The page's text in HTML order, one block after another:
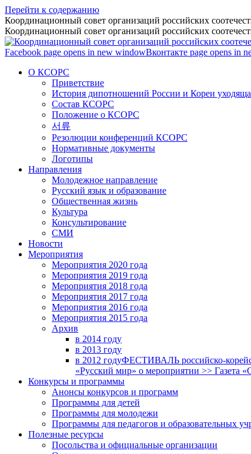
Перейти к содержанию
Координационный совет организаций российских
Координационный совет организаций российских
Facebook page opens in new windowВконтакте page opens in
О КСОРС
Приветствие
История дипотношений России и Кореи
Состав КСОРС
Положение о КСОРС
서류
Резолюции конференций КСОРС
Нормативные документы
Логотипы
Направления
Молодежное направление
Русский язык и образование
Общественная жизнь
Культура
Консультирование
СМИ
Новости
Мероприятия
Мероприятия 2020 года
Мероприятия 2019 года
Мероприятия 2018 годa
Мероприятия 2017 года
Мероприятия 2016 года
Мероприятия 2015 года
Архив
в 2014 году
в 2013 году
в 2012 годуФЕСТИВАЛЬ российско-
«Русский мир» о мероприятии >> Газета
Конкурсы и программы
Анонсы конкурсов и программ
Программы для детей
Программы для молодежи
Программы для педагогов и образовательных
Полезные ресурсы
Посольства и официальные организации